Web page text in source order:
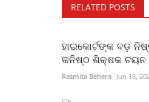
RELATED POSTS
ହାଇକୋର୍ଟଙ୍କ ବଡ଼
କନିଷ୍ଠ ଶିକ୍ଷକ ଚୟନ
Rasmita Behera Jun 18,